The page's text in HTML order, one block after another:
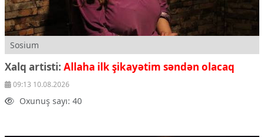
Sosium
Xalq artisti: Allaha ilk şikayətim səndən olacaq
09:13 10.08.2026
Oxunuş sayı: 40